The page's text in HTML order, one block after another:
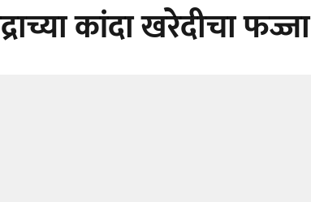
कांदा खरेदीचा फज्जा